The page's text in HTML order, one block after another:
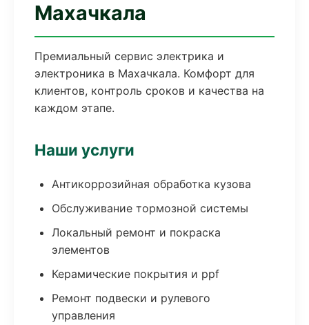
Махачкала
Премиальный сервис электрика и
электроника в Махачкала. Комфорт для
клиентов, контроль сроков и качества на
каждом этапе.
Наши услуги
Антикоррозийная обработка кузова
Обслуживание тормозной системы
Локальный ремонт и покраска
элементов
Керамические покрытия и ppf
Ремонт подвески и рулевого
управления